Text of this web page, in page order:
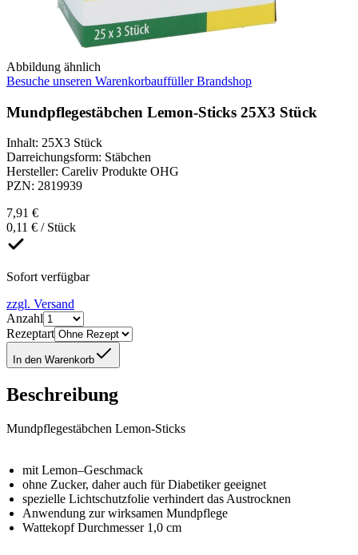
Abbildung ähnlich
Besuche unseren Warenkorbauffüller Brandshop
Mundpflegestäbchen Lemon-Sticks 25X3 Stück
Inhalt: 25X3 Stück
Darreichungsform: Stäbchen
Hersteller: Careliv Produkte OHG
PZN: 2819939
7,91 €
0,11 € / Stück
Sofort verfügbar
zzgl. Versand
Anzahl
Rezeptart
In den Warenkorb
Beschreibung
Mundpflegestäbchen Lemon-Sticks
mit Lemon–Geschmack
ohne Zucker, daher auch für Diabetiker geeignet
spezielle Lichtschutzfolie verhindert das Austrocknen
Anwendung zur wirksamen Mundpflege
Wattekopf Durchmesser 1,0 cm